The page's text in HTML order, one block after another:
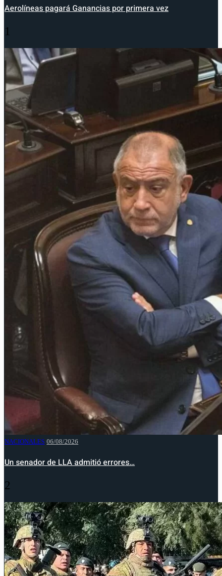
Aerolíneas pagará Ganancias por primera vez
1
NACIONALES 06/08/2026
Un senador de LLA admitió errores…
2